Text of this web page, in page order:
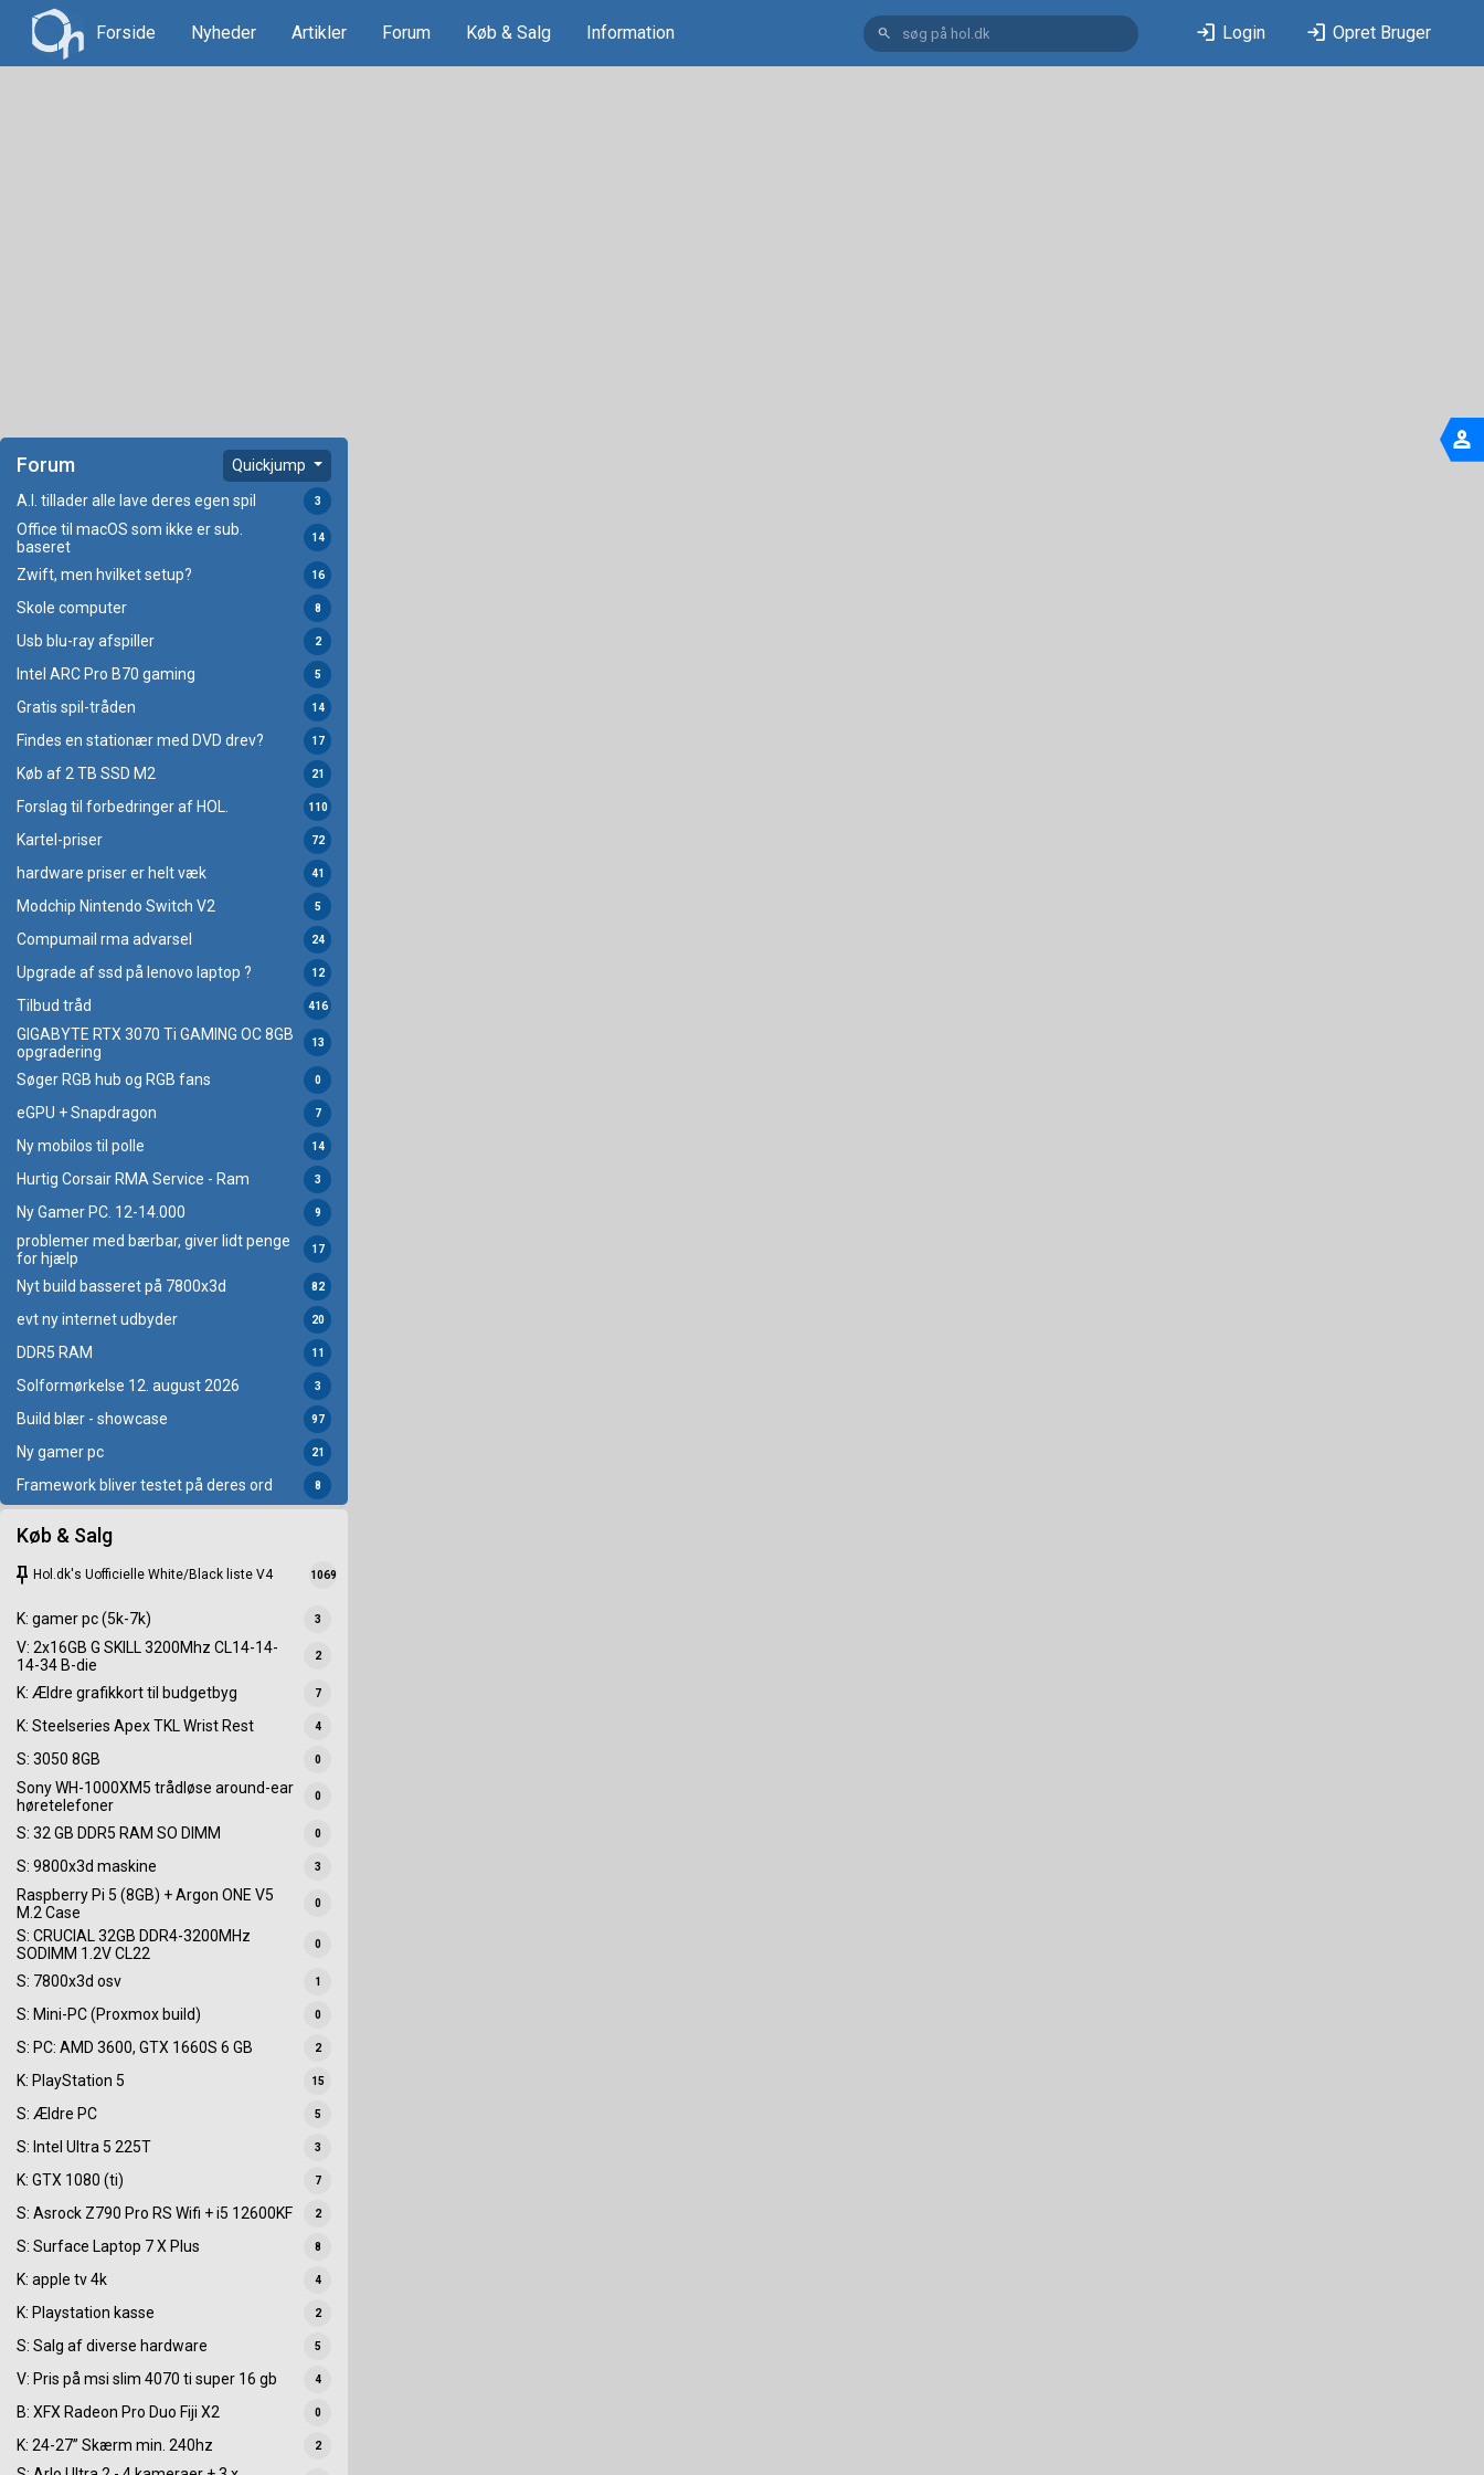
Forside Nyheder Artikler Forum Køb & Salg Information search login Login login Opret Bruger
Forum Quickjump
A.I. tillader alle lave deres egen spil 3
Office til macOS som ikke er sub.
baseret
14
Zwift, men hvilket setup? 16
Skole computer 8
Usb blu-ray afspiller 2
Intel ARC Pro B70 gaming 5
Gratis spil-tråden 14
Findes en stationær med DVD drev? 17
Køb af 2 TB SSD M2 21
Forslag til forbedringer af HOL. 110
Kartel-priser 72
hardware priser er helt væk 41
Modchip Nintendo Switch V2 5
Compumail rma advarsel 24
Upgrade af ssd på lenovo laptop ? 12
Tilbud tråd 416
GIGABYTE RTX 3070 Ti GAMING OC 8GB
opgradering
13
Søger RGB hub og RGB fans 0
eGPU + Snapdragon 7
Ny mobilos til polle 14
Hurtig Corsair RMA Service - Ram 3
Ny Gamer PC. 12-14.000 9
problemer med bærbar, giver lidt penge
for hjælp
17
Nyt build basseret på 7800x3d 82
evt ny internet udbyder 20
DDR5 RAM 11
Solformørkelse 12. august 2026 3
Build blær - showcase 97
Ny gamer pc 21
Framework bliver testet på deres ord 8
Køb & Salg
keep Hol.dk's Uofficielle White/Black liste V4 1069
K: gamer pc (5k-7k) 3
V: 2x16GB G SKILL 3200Mhz CL14-14-
14-34 B-die
2
K: Ældre grafikkort til budgetbyg 7
K: Steelseries Apex TKL Wrist Rest 4
S: 3050 8GB 0
Sony WH-1000XM5 trådløse around-ear
høretelefoner
0
S: 32 GB DDR5 RAM SO DIMM 0
S: 9800x3d maskine 3
Raspberry Pi 5 (8GB) + Argon ONE V5
M.2 Case
0
S: CRUCIAL 32GB DDR4-3200MHz
SODIMM 1.2V CL22
0
S: 7800x3d osv 1
S: Mini-PC (Proxmox build) 0
S: PC: AMD 3600, GTX 1660S 6 GB 2
K: PlayStation 5 15
S: Ældre PC 5
S: Intel Ultra 5 225T 3
K: GTX 1080 (ti) 7
S: Asrock Z790 Pro RS Wifi + i5 12600KF 2
S: Surface Laptop 7 X Plus 8
K: apple tv 4k 4
K: Playstation kasse 2
S: Salg af diverse hardware 5
V: Pris på msi slim 4070 ti super 16 gb 4
B: XFX Radeon Pro Duo Fiji X2 0
K: 24-27” Skærm min. 240hz 2
person